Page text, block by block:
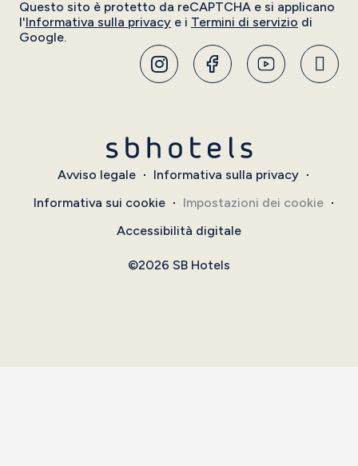
Questo sito è protetto da reCAPTCHA e si applicano
l'Informativa sulla privacy e i Termini di servizio di
Google.
Avviso legale
Informativa sulla privacy
Informativa sui cookie
Impostazioni dei cookie
Accessibilità digitale
©2026 SB Hotels